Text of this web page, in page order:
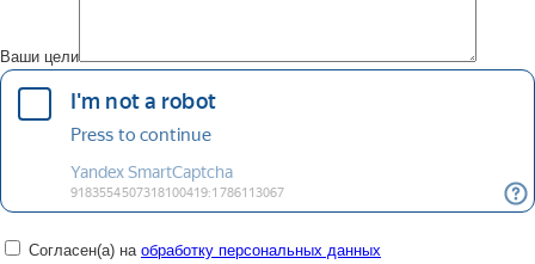
Ваши цели
Согласен(а) на обработку персональных данных